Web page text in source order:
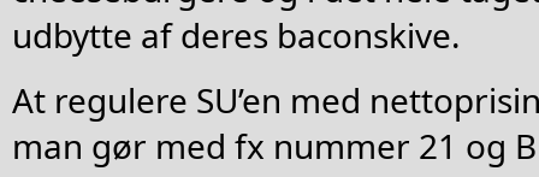
udbytte af deres baconskive.
At regulere SU’en med
man gør med fx nummer 21 og